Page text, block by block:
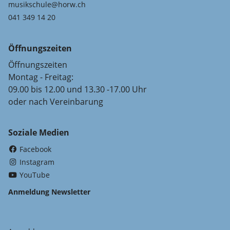
musikschule@horw.ch
041 349 14 20
Öffnungszeiten
Öffnungszeiten
Montag - Freitag:
09.00 bis 12.00 und 13.30 -17.00 Uhr
oder nach Vereinbarung
Soziale Medien
Facebook
Instagram
YouTube
Anmeldung Newsletter